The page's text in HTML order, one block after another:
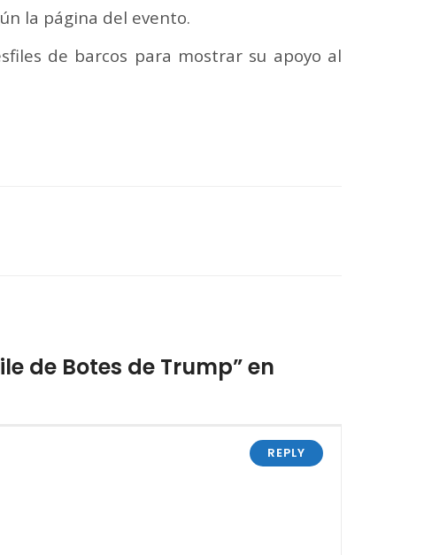
la página del evento.
de barcos para mostrar su apoyo al
de Botes de Trump” en
REPLY